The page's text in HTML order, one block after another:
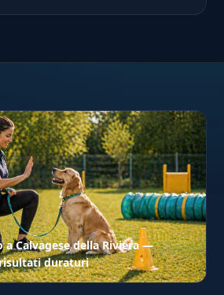
a Calvagese della Riviera —
duraturi